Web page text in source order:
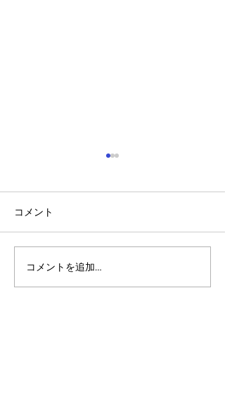
アルゴランドのポスト量
子暗号（PQC）ロードマ
コメント
コメントを追加…